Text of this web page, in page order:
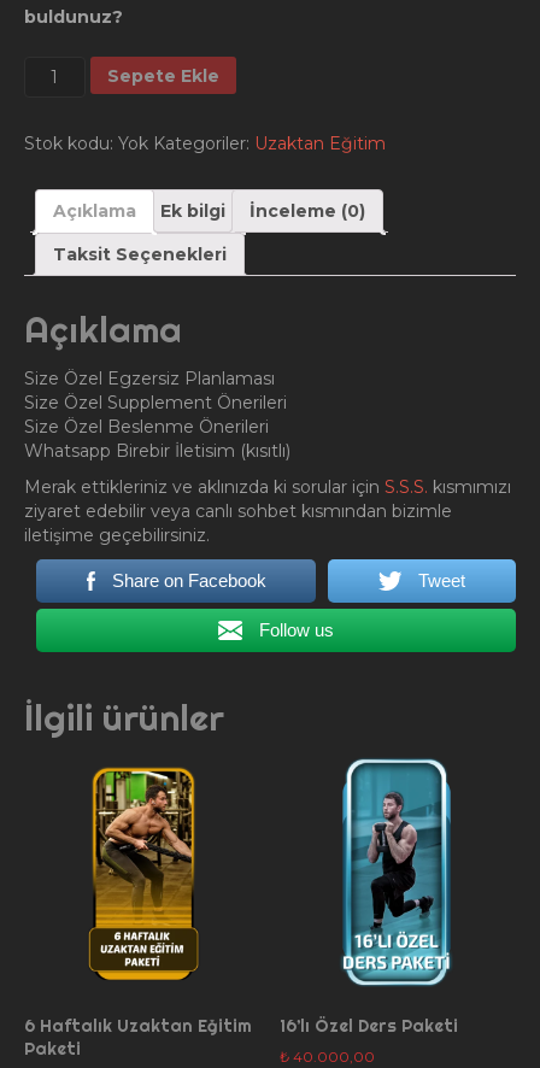
buldunuz?
Basketbolculara
Haftalık
Eğitim
Paketi
adet
Sepete Ekle
Stok kodu: Yok Kategoriler: Uzaktan Eğitim
Açıklama Ek bilgi
İnceleme (0)
Taksit Seçenekleri
Açıklama
Size Özel Egzersiz Planlaması
Size Özel Supplement Önerileri
Size Özel Beslenme Önerileri
Whatsapp Birebir İletisim (kısıtlı)
Merak ettikleriniz ve aklınızda ki sorular için S.S.S. kısmımızı
ziyaret edebilir veya canlı sohbet kısmından bizimle
iletişime geçebilirsiniz.
Share on Facebook Tweet
Follow us
İlgili ürünler
6 Haftalık Uzaktan Eğitim
Paketi
16’lı Özel Ders Paketi
₺ 40.000,00